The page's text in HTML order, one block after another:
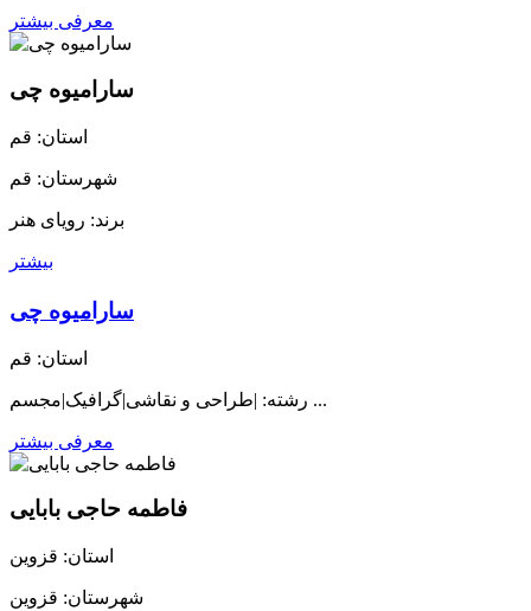
معرفی بیشتر
سارامیوه چی
استان: قم
شهرستان: قم
برند: رویای هنر
بیشتر
سارامیوه چی
استان: قم
رشته: |طراحی و نقاشی|گرافیک|مجسم ...
معرفی بیشتر
فاطمه حاجی بابایی
استان: قزوین
شهرستان: قزوین